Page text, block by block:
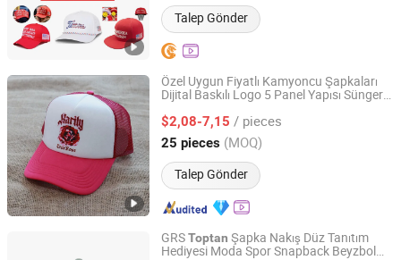
Talep Gönder
Özel Uygun Fiyatlı Kamyoncu Şapkaları
Dijital Baskılı Logo 5 Panel Yapısı Sünger
Mekan Gölgeleme Şapkası
$2,08-7,15 / pieces
25 pieces (MOQ)
Talep Gönder
Dongguan D-Ray Headwear Co., Ltd.
Guangdong, China Fiyat 2024
GRSToptan Şapka Nakış Düz Tanıtım
Hediyesi Moda Spor Snapback Beyzbol